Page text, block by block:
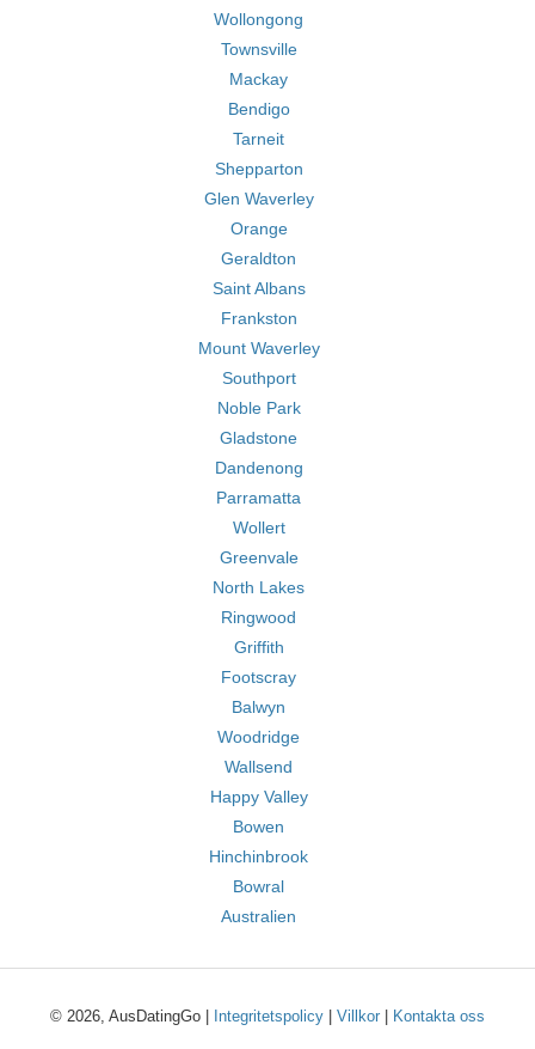
Wollongong
Townsville
Mackay
Bendigo
Tarneit
Shepparton
Glen Waverley
Orange
Geraldton
Saint Albans
Frankston
Mount Waverley
Southport
Noble Park
Gladstone
Dandenong
Parramatta
Wollert
Greenvale
North Lakes
Ringwood
Griffith
Footscray
Balwyn
Woodridge
Wallsend
Happy Valley
Bowen
Hinchinbrook
Bowral
Australien
© 2026, AusDatingGo | Integritetspolicy Villkor Kontakta oss